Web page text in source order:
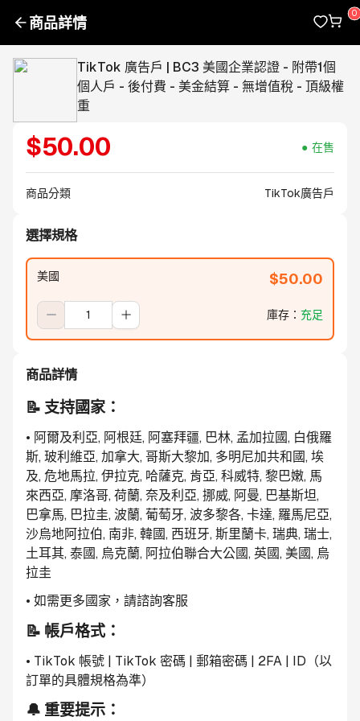
商品詳情
TikTok 廣告戶 | BC3 美國企業認證 - 附帶1個
個人戶 - 後付費 - 美金結算 - 無增值稅 - 頂級權
重
$50.00 在售
商品分類 TikTok廣告戶
選擇規格
美國 $50.00
庫存 ： 充足
商品詳情
📝 支持國家：
• 阿爾及利亞, 阿根廷, 阿塞拜疆, 巴林, 孟加拉國, 白俄羅
斯, 玻利維亞, 加拿大, 哥斯大黎加, 多明尼加共和國, 埃
及, 危地馬拉, 伊拉克, 哈薩克, 肯亞, 科威特, 黎巴嫩, 馬
來西亞, 摩洛哥, 荷蘭, 奈及利亞, 挪威, 阿曼, 巴基斯坦,
巴拿馬, 巴拉圭, 波蘭, 葡萄牙, 波多黎各, 卡達, 羅馬尼亞,
沙烏地阿拉伯, 南非, 韓國, 西班牙, 斯里蘭卡, 瑞典, 瑞士,
土耳其, 泰國, 烏克蘭, 阿拉伯聯合大公國, 英國, 美國, 烏
拉圭
• 如需更多國家，請諮詢客服
📝 帳戶格式：
• TikTok 帳號 | TikTok 密碼 | 郵箱密碼 | 2FA | ID（以
訂單的具體規格為準）
🔔 重要提示：